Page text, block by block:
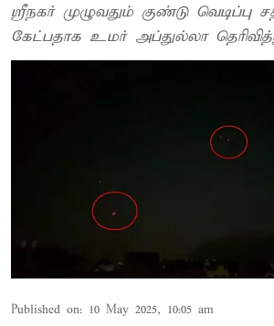
ஸ்ரீநகர் முழுவதும் குண்டு வெடிப்பு
கேட்பதாக உமர் அப்துல்லா
Published on: 10 May 2025, 10:05 am